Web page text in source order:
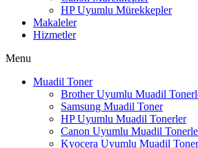
HP Uyumlu Mürekkepler
Makaleler
Hizmetler
Menu
Muadil Toner
Brother Uyumlu Muadil
Samsung Muadil Toner
HP Uyumlu Muadil Tonerler
Canon Uyumlu Muadil
Kyocera Uyumlu Muadil